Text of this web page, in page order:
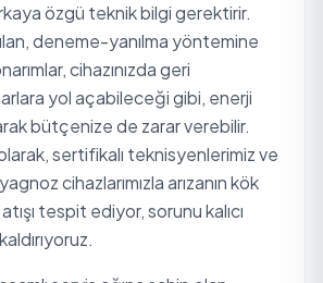
özgü teknik bilgi gerektirir.
deneme-yanılma yöntemine
cihazınızda geri
yol açabileceği gibi, enerji
bütçenize de zarar verebilir.
sertifikalı teknisyenlerimiz ve
cihazlarımızla arızanın kök
tespit ediyor, sorunu kalıcı